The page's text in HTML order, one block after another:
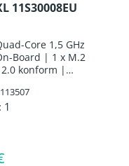
11S30008EU
Core 1,5 GHz
Board | 1 x M.2
2.0 konform |
| Webcam |
Bluetooth Combo
1
den